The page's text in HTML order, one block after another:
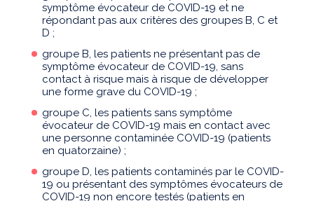
symptôme évocateur de COVID-19 et ne
répondant pas aux critères des groupes B, C et
D ;
groupe B, les patients ne présentant pas de
symptôme évocateur de COVID-19, sans
contact à risque mais à risque de développer
une forme grave du COVID-19 ;
groupe C, les patients sans symptôme
évocateur de COVID-19 mais en contact avec
une personne contaminée COVID-19 (patients
en quatorzaine) ;
groupe D, les patients contaminés par le COVID-
19 ou présentant des symptômes évocateurs de
COVID-19 non encore testés (patients en